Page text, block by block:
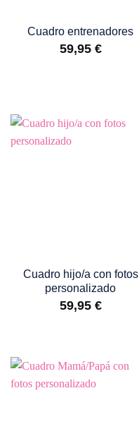
Cuadro entrenadores
59,95 €
Cuadro hijo/a con fotos
personalizado
59,95 €